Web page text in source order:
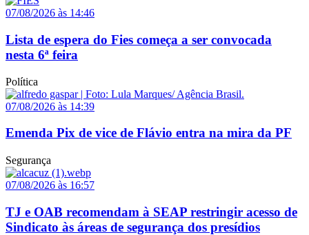
07/08/2026 às 14:46
Lista de espera do Fies começa a ser convocada
nesta 6ª feira
Política
07/08/2026 às 14:39
Emenda Pix de vice de Flávio entra na mira da PF
Segurança
07/08/2026 às 16:57
TJ e OAB recomendam à SEAP restringir acesso de
Sindicato às áreas de segurança dos presídios